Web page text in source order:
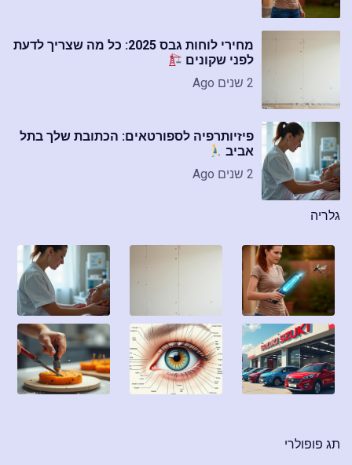
מחירי לוחות גבס 2025: כל מה שצריך לדעת
לפני שקונים
2 שנים Ago
פיזיותרפיה לספורטאים: הכתובת שלך בתל
אביב
2 שנים Ago
גלריה
תג פופולרי